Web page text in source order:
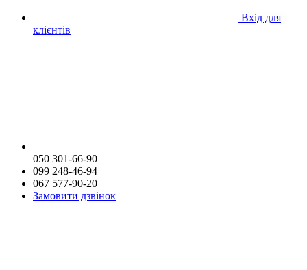
Вхід для
клієнтів
050 301-66-90
099 248-46-94
067 577-90-20
Замовити дзвінок